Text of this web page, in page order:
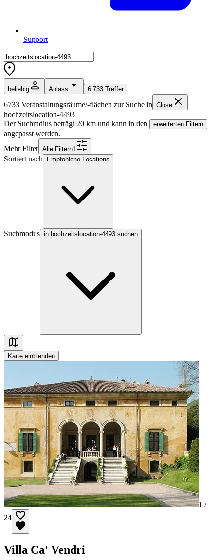
Support
beliebig Anlass 6.733 Treffer
6733 Veranstaltungsräume/-flächen zur Suche in Close
hochzeitslocation-4493
Der Suchradius beträgt 20 km und kann in den erweiterten Filtern
angepasst werden.
Mehr Filter Alle Filtern1
Sortiert nach Empfohlene Locations
Suchmodus in hochzeitslocation-4493 suchen
Karte einblenden
1 /
24
Villa Ca' Vendri